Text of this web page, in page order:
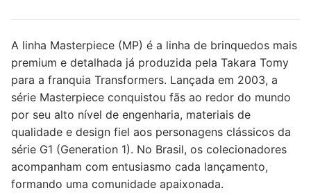
A linha Masterpiece (MP) é a linha de brinquedos mais
premium e detalhada já produzida pela Takara Tomy
para a franquia Transformers. Lançada em 2003, a
série Masterpiece conquistou fãs ao redor do mundo
por seu alto nível de engenharia, materiais de
qualidade e design fiel aos personagens clássicos da
série G1 (Generation 1). No Brasil, os colecionadores
acompanham com entusiasmo cada lançamento,
formando uma comunidade apaixonada.